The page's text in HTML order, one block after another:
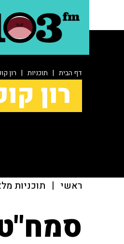
דף הבית | תוכניות | רון
רון
ראשי | תוכניות